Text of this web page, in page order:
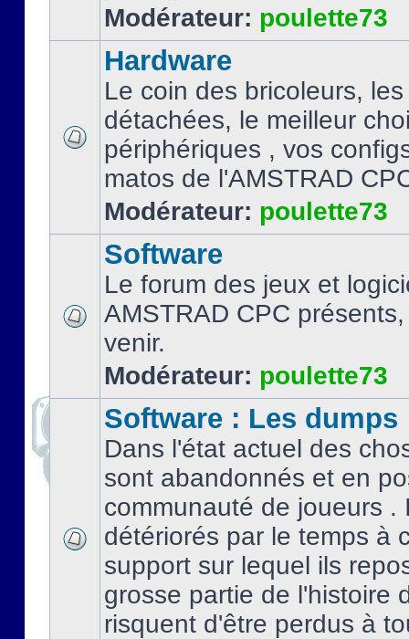
Modérateur: poulette73
Hardware
Le coin des bricoleurs,
détachées, le meilleur
périphériques , vos
matos de l'AMSTRAD
Modérateur: poulette73
Software
Le forum des jeux et
AMSTRAD CPC
venir.
Modérateur: poulette73
Software : Les dumps
Dans l'état actuel des
sont abandonnés et en
communauté de joueurs .
détériorés par le temps à
support sur lequel ils
grosse partie de l'histoire
risquent d'être perdus à